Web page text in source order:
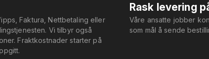
Faktura, Nettbetaling eller
Vi tilbyr også
Fraktkostnader starter på
Rask levering
Våre ansatte jobber
som mål å sende